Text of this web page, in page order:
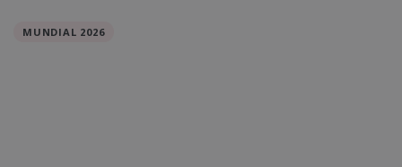
MUNDIAL 2026